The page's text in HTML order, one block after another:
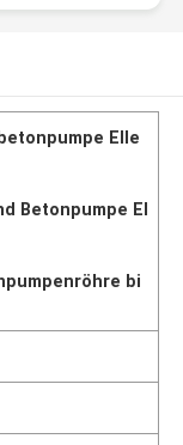
Elle
Betonpumpe El
bi